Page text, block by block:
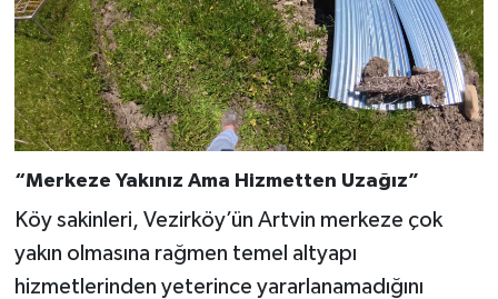
“Merkeze Yakınız Ama Hizmetten Uzağız”
Köy sakinleri, Vezirköy’ün Artvin merkeze çok
yakın olmasına rağmen temel altyapı
hizmetlerinden yeterince yararlanamadığını